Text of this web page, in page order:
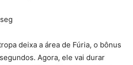
deixa a área de Fúria, o bônus
Agora, ele vai durar